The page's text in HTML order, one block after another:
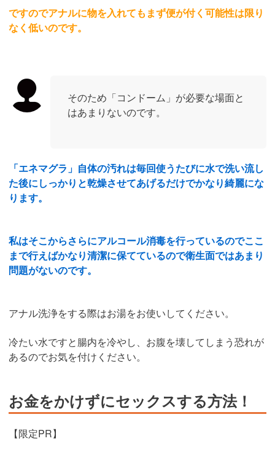
ですのでアナルに物を入れてもまず便が付く可能性は限り
なく低いのです。
そのため「コンドーム」が必要な場面と
はあまりないのです。
「エネマグラ」自体の汚れは毎回使うたびに水で洗い流し
た後にしっかりと乾燥させてあげるだけでかなり綺麗にな
ります。
私はそこからさらにアルコール消毒を行っているのでここ
まで行えばかなり清潔に保てているので衛生面ではあまり
問題がないのです。
アナル洗浄をする際はお湯をお使いしてください。
冷たい水ですと腸内を冷やし、お腹を壊してしまう恐れが
あるのでお気を付けください。
お金をかけずにセックスする方法！
【限定PR】